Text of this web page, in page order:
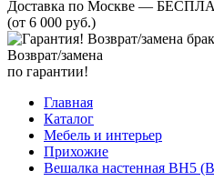
Доставка по Москве —
(от 6 000 руб.)
Возврат/замена
по гарантии!
Главная
Каталог
Мебель и интерьер
Прихожие
Вешалка настенная ВН5